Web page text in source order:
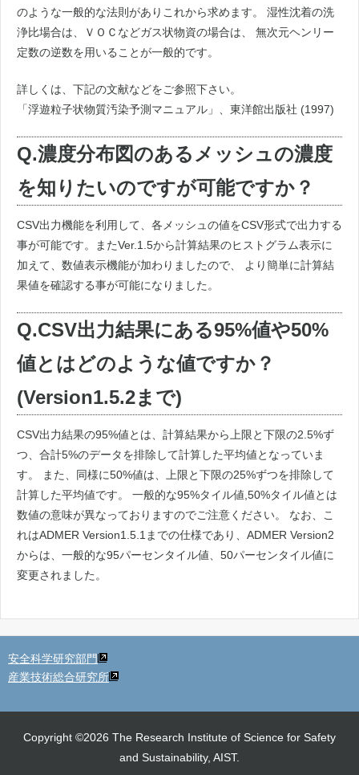
のような一般的な法則がありこれから求めます。 湿性沈着の洗
浄比場合は、ＶＯＣなどガス状物資の場合は、 無次元ヘンリー
定数の逆数を用いることが一般的です。
詳しくは、下記の文献などをご参照下さい。
「浮遊粒子状物質汚染予測マニュアル」、東洋館出版社 (1997)
Q.濃度分布図のあるメッシュの濃度
を知りたいのですが可能ですか？
CSV出力機能を利用して、各メッシュの値をCSV形式で出力する
事が可能です。またVer.1.5から計算結果のヒストグラム表示に
加えて、数値表示機能が加わりましたので、 より簡単に計算結
果値を確認する事が可能になりました。
Q.CSV出力結果にある95%値や50%
値とはどのような値ですか？
(Version1.5.2まで)
CSV出力結果の95%値とは、計算結果から上限と下限の2.5%ず
つ、合計5%のデータを排除して計算した平均値となっていま
す。 また、同様に50%値は、上限と下限の25%ずつを排除して
計算した平均値です。 一般的な95%タイル値,50%タイル値とは
数値の意味が異なっておりますのでご注意ください。 なお、こ
れはADMER Version1.5.1までの仕様であり、ADMER Version2
からは、一般的な95パーセンタイル値、50パーセンタイル値に
変更されました。
安全科学研究部門
産業技術総合研究所
Copyright ©2026 The Research Institute of Science for Safety
and Sustainability, AIST.